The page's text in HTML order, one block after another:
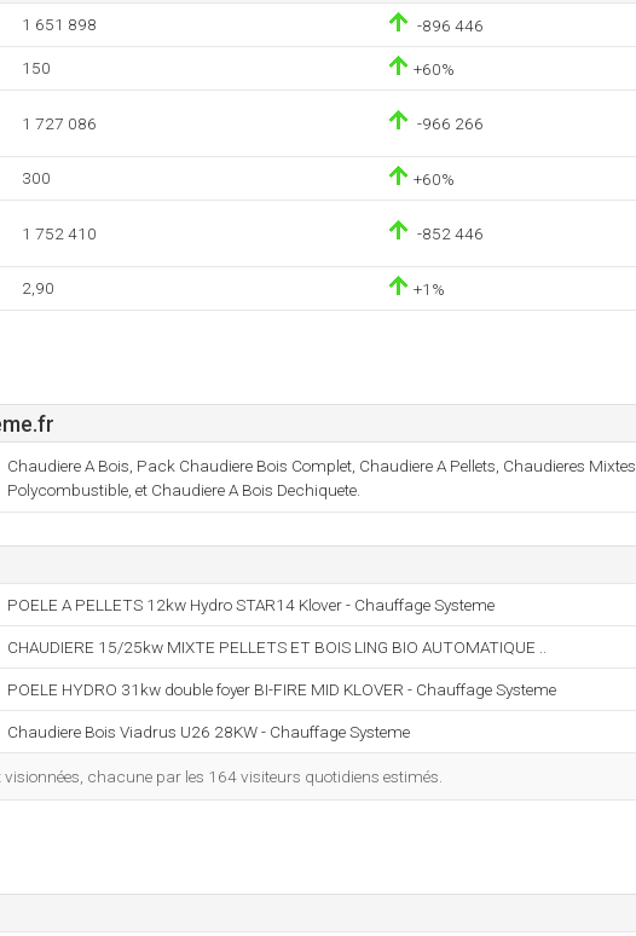
1 651 898 -896 446
150 +60%
1 727 086 -966 266
300 +60%
1 752 410 -852 446
2,90 +1%
Chaudiere A Bois, Pack Chaudiere Bois Complet, Chaudiere A Pellets, Chaudieres Mixtes
Polycombustible, et Chaudiere A Bois Dechiquete.
POELE A PELLETS 12kw Hydro STAR14 Klover - Chauffage Systeme
CHAUDIERE 15/25kw MIXTE PELLETS ET BOIS LING BIO AUTOMATIQUE ..
POELE HYDRO 31kw double foyer BI-FIRE MID KLOVER - Chauffage Systeme
Chaudiere Bois Viadrus U26 28KW - Chauffage Systeme
chacune par les 164 visiteurs quotidiens estimés.